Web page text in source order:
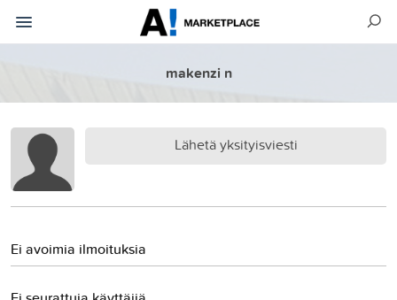
makenzi n
Lähetä yksityisviesti
Ei avoimia ilmoituksia